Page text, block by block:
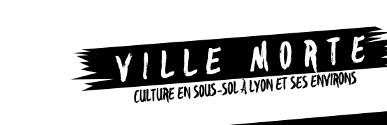
CULTURE EN SOUS-SOL À LYON ET SES ENVIRONS